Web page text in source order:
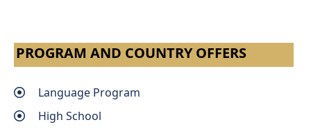
PROGRAM AND COUNTRY OFFERS
Language Program
High School